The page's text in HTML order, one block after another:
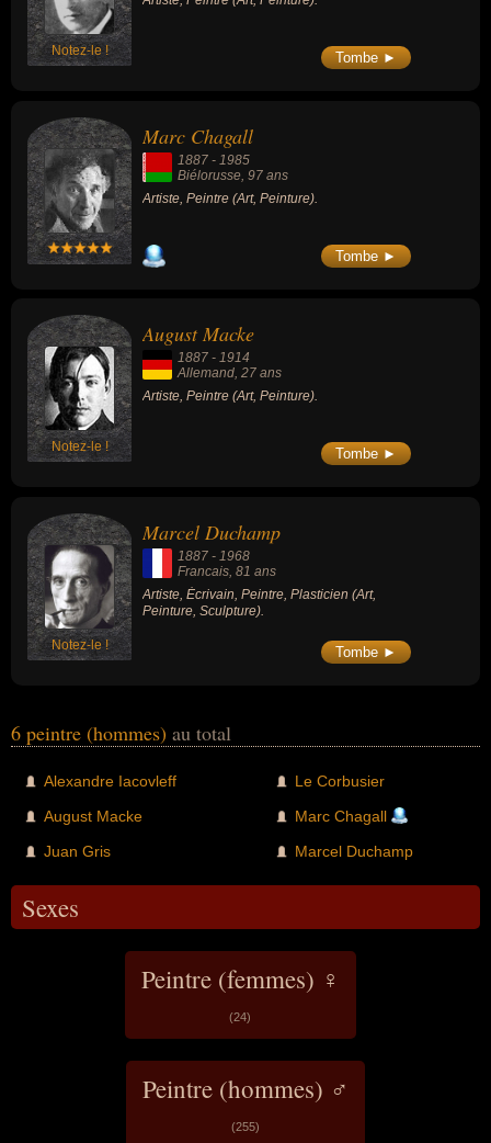
Notez-le ! Tombe ►
Marc Chagall
1887 - 1985
Biélorusse , 97 ans
Artiste, Peintre (Art, Peinture).
Tombe ►
Notez-le !
August Macke
1887 - 1914
Allemand, 27 ans
Artiste, Peintre (Art, Peinture).
Tombe ►
Notez-le !
Marcel Duchamp
1887 - 1968
Francais , 81 ans
Artiste, Écrivain, Peintre, Plasticien (Art,
Peinture, Sculpture).
Tombe ►
6 peintre (hommes) au total
Alexandre Iacovleff
August Macke
Juan Gris
Le Corbusier
Marc Chagall
Marcel Duchamp
Sexes
Peintre (femmes) ♀
(24)
Peintre (hommes) ♂
(255)